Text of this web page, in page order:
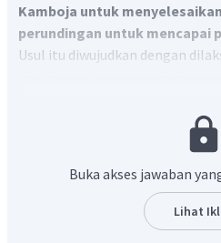
Kamboja untuk
perundingan untuk mencapai
Usul itu diwujudkan dengan
mempertemukan seluruh pihak
Kamboja dan Vietnam untuk
pertemuan ini berhasil
dilaksanakannya Konferensi
Buka akses jawaban
Lihat